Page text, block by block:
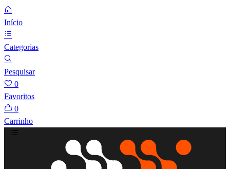
Início
Categorias
Pesquisar
0
Favoritos
0
Carrinho